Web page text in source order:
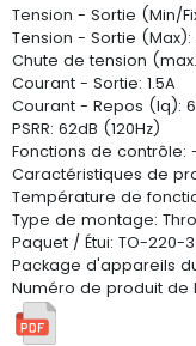
Tension - Sortie (Min/
Tension - Sortie (Max):
Chute de tension
Courant - Sortie: 1.5A
Courant - Repos (Iq):
PSRR: 62dB (120Hz)
Fonctions de contrôle:
Caractéristiques de
Température de
Type de montage:
Paquet / Étui: TO-220-3
Package d'appareils
Numéro de produit de